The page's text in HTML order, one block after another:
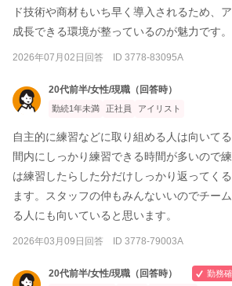
ド技術や商材もいち早く導入されるため、
成長できる環境が整っているのが魅力です。
2026年07月02日回答 ID 3778-83095A
20代前半/女性/現職（回答時）
勤続1年未満 正社員 アイリスト
自主的に練習などに取り組める人は向いて
間内にしっかり練習できる時間が多いので
は練習したらした分だけしっかり返ってく
ます。スタッフの仲もみんないいのでチー
る人にも向いていると思います。
2026年03月09日回答 ID 3778-79003A
20代前半/女性/現職（回答時）
勤務